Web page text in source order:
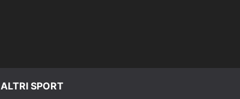
ALTRI SPORT